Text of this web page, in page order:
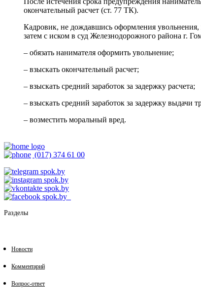
окончательный расчет (ст. 77 ТК).
Кадровик, не дождавшись оформления
затем с иском в суд Железнодорожного района г.
– обязать нанимателя оформить увольнение;
– взыскать окончательный расчет;
– взыскать средний заработок за задержку расчета;
– взыскать средний заработок за задержку выдачи
– возместить моральный вред.
(017) 374 61 00
Разделы
Новости
Комментарий
Вопрос-ответ